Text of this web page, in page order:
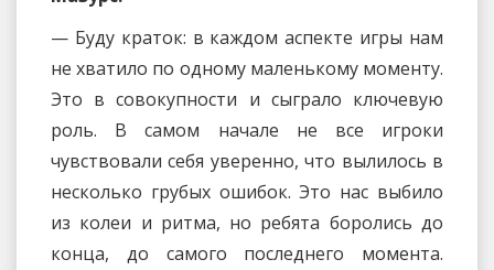
— Буду краток: в каждом аспекте игры нам
не хватило по одному маленькому моменту.
Это в совокупности и сыграло ключевую
роль. В самом начале не все игроки
чувствовали себя уверенно, что вылилось в
несколько грубых ошибок. Это нас выбило
из колеи и ритма, но ребята боролись до
конца, до самого последнего момента.